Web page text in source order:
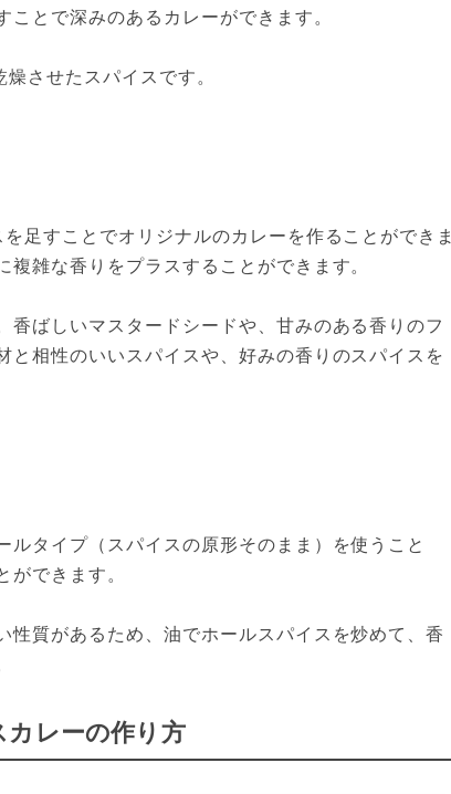
とで深みのあるカレーができます。
させたスパイスです。
足すことでオリジナルのカレーを作ることができま
雑な香りをプラスすることができます。
ばしいマスタードシードや、甘みのある香りのフ
と相性のいいスパイスや、好みの香りのスパイスを
タイプ（スパイスの原形そのまま）を使うこと
ができます。
性質があるため、油でホールスパイスを炒めて、香
レーの作り方